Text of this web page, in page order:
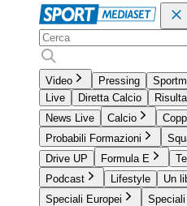
Video Pressing
Live
Diretta Calcio
News Live
Calcio
Probabili Formazioni
Drive UP
Formula E
Podcast
Lifestyle
Un
Speciali Europei